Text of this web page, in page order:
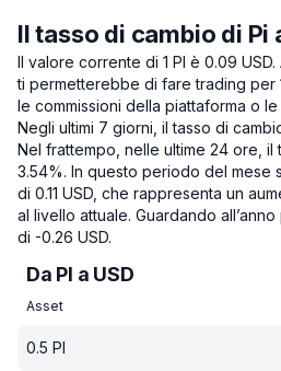
Il tasso di cambio di Pi
Il valore corrente di 1 PI è 0.09 USD.
ti permetterebbe di fare trading per
le commissioni della piattaforma o le
Negli ultimi 7 giorni, il tasso di
Nel frattempo, nelle ultime 24 ore, il
3.54%. In questo periodo del mese
di 0.11 USD, che rappresenta un
al livello attuale. Guardando
di -0.26 USD.
Da PI a USD
Asset
0.5 PI